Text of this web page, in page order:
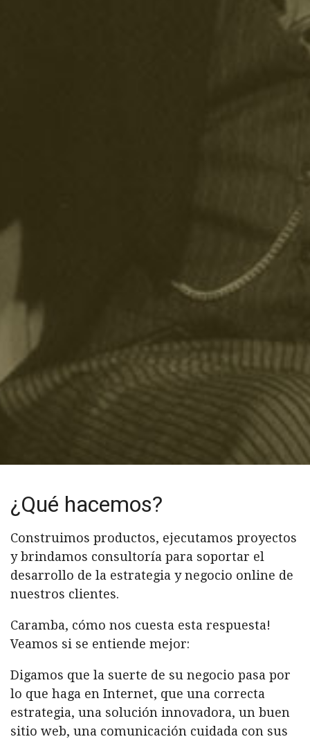
¿Qué hacemos?
Construimos productos, ejecutamos proyectos
y brindamos consultoría para soportar el
desarrollo de la estrategia y negocio online de
nuestros clientes.
Caramba, cómo nos cuesta esta respuesta!
Veamos si se entiende mejor:
Digamos que la suerte de su negocio pasa por
lo que haga en Internet, que una correcta
estrategia, una solución innovadora, un buen
sitio web, una comunicación cuidada con sus